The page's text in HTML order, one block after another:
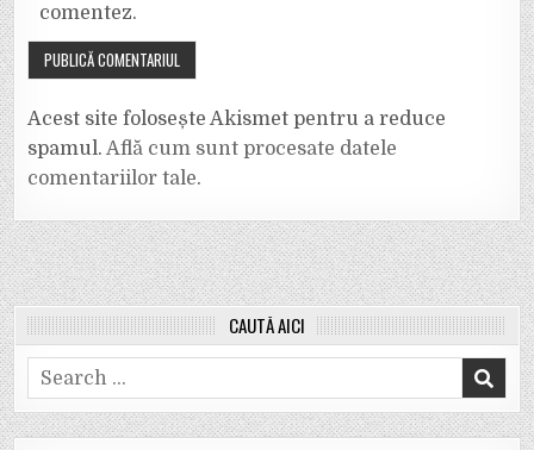
comentez.
Acest site folosește Akismet pentru a reduce
spamul.Află cum sunt procesate datele
comentariilor tale.
CAUTĂ AICI
Search
for: